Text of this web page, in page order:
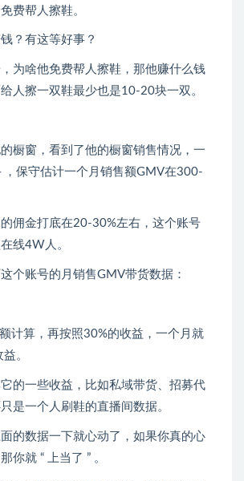
费帮人擦鞋。
？有这等好事？
为啥他免费帮人擦鞋，那他赚什么钱
人擦一双鞋最少也是10-20块一双。
橱窗，看到了他的橱窗销售情况，一
保守估计一个月销售额GMV在300-
佣金打底在20-30%左右，这个账号
线4W人。
个账号的月销售GMV带货数据：
计算，再按照30%的收益，一个月就
。
的一些收益，比如私域带货、招募代
是一个人刷鞋的直播间数据。
的数据一下就心动了，如果你真的心
你就 “ 上当了 ” 。